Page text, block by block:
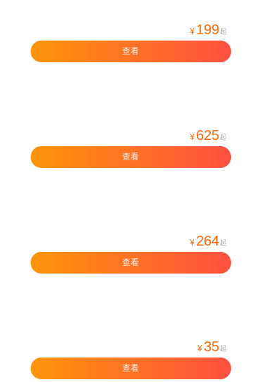
¥ 199 起
查看
¥ 625 起
查看
¥ 264 起
查看
¥35 起
查看